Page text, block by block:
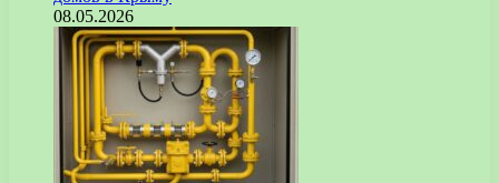
08.05.2026